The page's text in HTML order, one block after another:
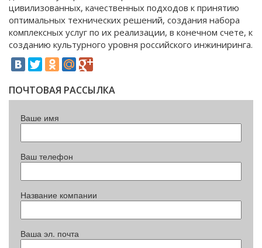
цивилизованных, качественных подходов к принятию
оптимальных технических решений, создания набора
комплексных услуг по их реализации, в конечном счете, к
созданию культурного уровня российского инжиниринга.
ПОЧТОВАЯ РАССЫЛКА
Ваше имя
Ваш телефон
Название компании
Ваша эл. почта